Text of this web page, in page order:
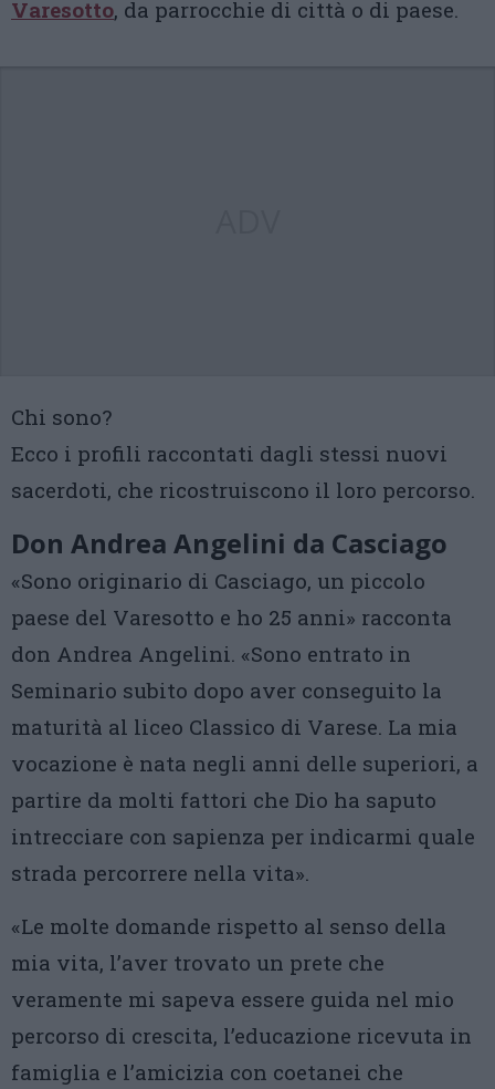
Varesotto, da parrocchie di città o di paese.
Chi sono?
Ecco i profili raccontati dagli stessi nuovi
sacerdoti, che ricostruiscono il loro percorso.
Don Andrea Angelini da Casciago
«Sono originario di Casciago, un piccolo
paese del Varesotto e ho 25 anni» racconta
don Andrea Angelini. «Sono entrato in
Seminario subito dopo aver conseguito la
maturità al liceo Classico di Varese. La mia
vocazione è nata negli anni delle superiori, a
partire da molti fattori che Dio ha saputo
intrecciare con sapienza per indicarmi quale
strada percorrere nella vita».
«Le molte domande rispetto al senso della
mia vita, l’aver trovato un prete che
veramente mi sapeva essere guida nel mio
percorso di crescita, l’educazione ricevuta in
famiglia e l’amicizia con coetanei che